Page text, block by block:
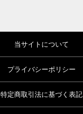
当サイトについて
プライバシーポリシー
特定商取引法に基づく表記